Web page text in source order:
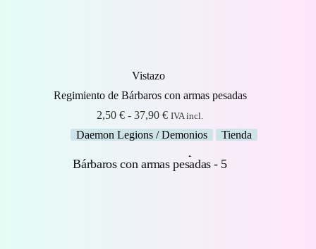
Vistazo
Regimiento de Bárbaros con armas pesadas
2,50€ - 37,90€Rango
de
precios:
2,50 €
IVA incl.
Daemon Legions / Demonios Tienda